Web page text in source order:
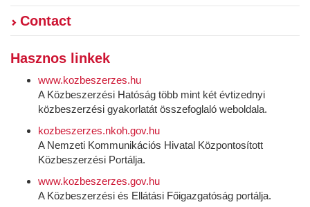
Contact
Hasznos linkek
www.kozbeszerzes.hu
A Közbeszerzési Hatóság több mint két évtizednyi
közbeszerzési gyakorlatát összefoglaló weboldala.
kozbeszerzes.nkoh.gov.hu
A Nemzeti Kommunikációs Hivatal Központosított
Közbeszerzési Portálja.
www.kozbeszerzes.gov.hu
A Közbeszerzési és Ellátási Főigazgatóság portálja.